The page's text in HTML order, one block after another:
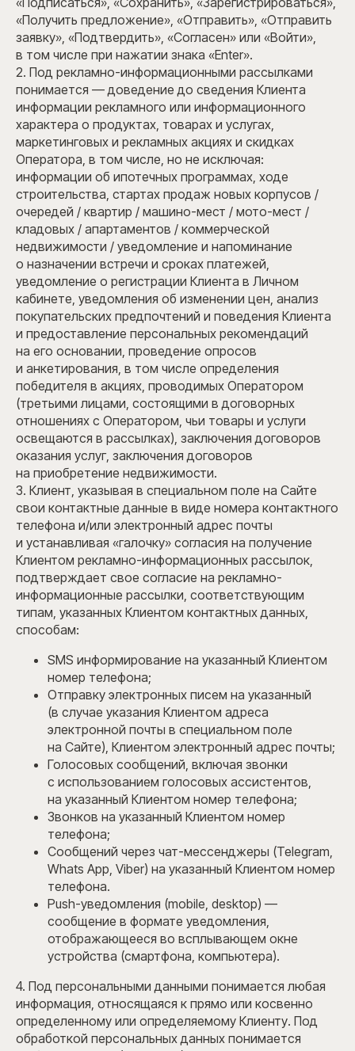
«Получить предложение», «Отправить», «Отправить
заявку», «Подтвердить», «Согласен» или «Войти»,
в том числе при нажатии знака «Enter».
2. Под рекламно-информационными рассылками
понимается — доведение до сведения Клиента
информации рекламного или информационного
характера о продуктах, товарах и услугах,
маркетинговых и рекламных акциях и скидках
Оператора, в том числе, но не исключая:
информации об ипотечных программах, ходе
строительства, стартах продаж новых корпусов /
очередей / квартир / машино-мест / мото-мест /
кладовых / апартаментов / коммерческой
недвижимости / уведомление и напоминание
о назначении встречи и сроках платежей,
уведомление о регистрации Клиента в Личном
кабинете, уведомления об изменении цен, анализ
покупательских предпочтений и поведения Клиента
и предоставление персональных рекомендаций
на его основании, проведение опросов
и анкетирования, в том числе определения
победителя в акциях, проводимых Оператором
(третьими лицами, состоящими в договорных
отношениях с Оператором, чьи товары и услуги
освещаются в рассылках), заключения договоров
оказания услуг, заключения договоров
на приобретение недвижимости.
3. Клиент, указывая в специальном поле на Сайте
свои контактные данные в виде номера контактного
телефона и/или электронный адрес почты
и устанавливая «галочку» согласия на получение
Клиентом рекламно-информационных рассылок,
подтверждает свое согласие на рекламно-
информационные рассылки, соответствующим
типам, указанных Клиентом контактных данных,
способам:
SMS информирование на указанный Клиентом
номер телефона;
Отправку электронных писем на указанный
(в случае указания Клиентом адреса
электронной почты в специальном поле
на Сайте), Клиентом электронный адрес почты;
Голосовых сообщений, включая звонки
с использованием голосовых ассистентов,
на указанный Клиентом номер телефона;
Звонков на указанный Клиентом номер
телефона;
Сообщений через чат-мессенджеры (Telegram,
Whats App, Viber) на указанный Клиентом номер
телефона.
Push-уведомления (mobile, desktop) —
сообщение в формате уведомления,
отображающееся во всплывающем окне
устройства (смартфона, компьютера).
4. Под персональными данными понимается любая
информация, относящаяся к прямо или косвенно
определенному или определяемому Клиенту. Под
обработкой персональных данных понимается